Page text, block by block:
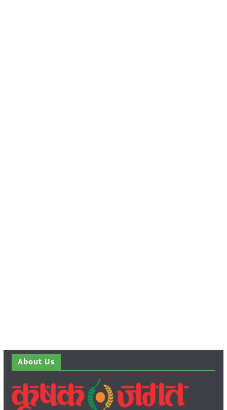
About Us